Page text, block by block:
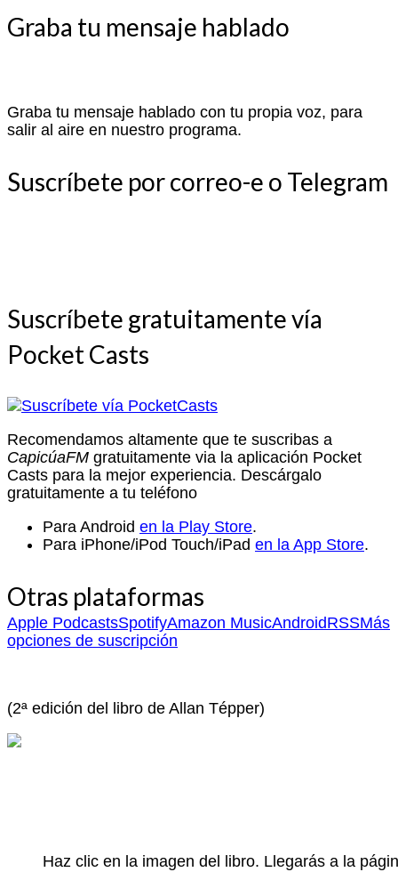
Graba tu mensaje hablado
Graba tu mensaje hablado con tu propia voz, para
salir al aire en nuestro programa.
Suscríbete por correo-e o Telegram
Suscríbete gratuitamente vía
Pocket Casts
Recomendamos altamente que te suscribas a
CapicúaFM gratuitamente via la aplicación Pocket
Casts para la mejor experiencia. Descárgalo
gratuitamente a tu teléfono
Para Android en la Play Store.
Para iPhone/iPod Touch/iPad en la App Store.
Otras plataformas
Apple PodcastsSpotifyAmazon MusicAndroidRSSMás
opciones de suscripción
(2ª edición del libro de Allan Tépper)
Haz clic en la imagen del libro. Llegarás a la